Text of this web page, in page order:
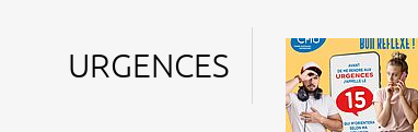
URGENCES